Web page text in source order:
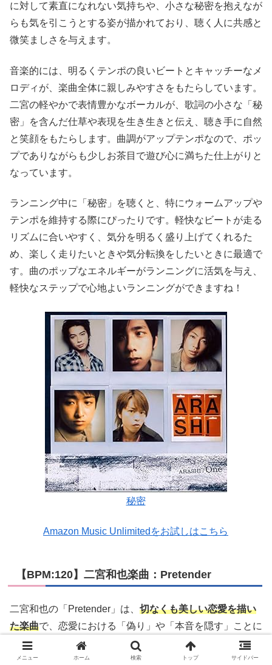
に対して素直になれない気持ちや、小さな秘密を抱えなが
らも気を引こうとする姿が描かれており、聴く人に共感と
微笑ましさを与えます。
音楽的には、明るくテンポの良いビートとキャッチーなメ
ロディが、楽曲全体に親しみやすさをもたらしています。
二宮の軽やかで表情豊かなボーカルが、歌詞の小さな「秘
密」を含んだ仕草や表現を生き生きと伝え、聴き手に自然
と笑顔をもたらします。曲調がアップテンポなので、ポッ
プでありながらも少しお茶目で遊び心に満ちた仕上がりと
なっています。
ランニング中に「秘密」を聴くと、特にウォームアップや
テンポを維持する際にぴったりです。軽快なビートが走る
リズムに合いやすく、気分を明るく盛り上げてくれるた
め、楽しく走りたいときや気分転換をしたいときに最適で
す。曲のポップなエネルギーがランニングに活気を与え、
軽快なステップで心地よいランニングができますね！
秘密
Amazon Music Unlimitedをお試しはこちら
【BPM:120】二宮和也楽曲：Pretender
二宮和也の「Pretender」は、 切なくも美しい恋愛を描い
た楽曲で、恋愛における「偽り」や「本音を隠す」ことに
焦点を当てています。タイトルの「Pretender（偽る
人）」が示すように、歌詞には本当の気持ちを隠して振る
メニュー ホーム 検索 トップ サイドバー